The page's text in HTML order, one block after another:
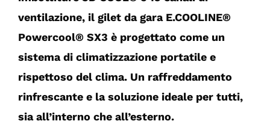
ventilazione, il gilet da gara E.COOLINE®
Powercool® SX3 è progettato come un
sistema di climatizzazione portatile e
rispettoso del clima. Un raffreddamento
rinfrescante e la soluzione ideale per tutti,
sia all’interno che all’esterno.